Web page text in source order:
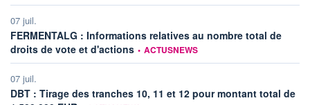
07 juil.
FERMENTALG : Informations relatives au nombre total de
droits de vote et d'actions information fournie par
• ACTUSNEWS
07 juil.
DBT : Tirage des tranches 10, 11 et 12 pour montant total de